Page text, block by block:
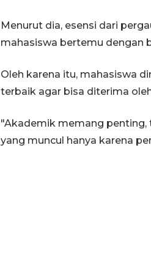
Menurut dia, esensi dari
mahasiswa bertemu dengan
Oleh karena itu, mahasiswa
terbaik agar bisa diterima
"Akademik memang penting,
yang muncul hanya karena